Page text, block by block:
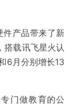
件产品带来了新
搭载讯飞星火认
6月分别增长13
门做教育的公